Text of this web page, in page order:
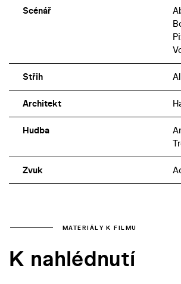
Scénář
Střih
Architekt
Hudba
Zvuk
MATERIÁLY K FILMU
K nahlédnutí